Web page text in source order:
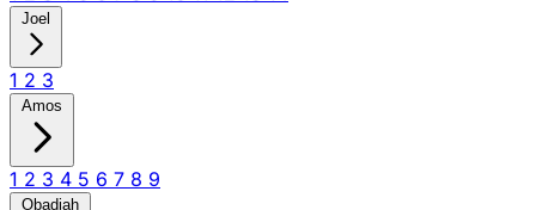
Joel
1 2 3
Amos
1 2 3 4 5 6 7 8 9
Obadiah